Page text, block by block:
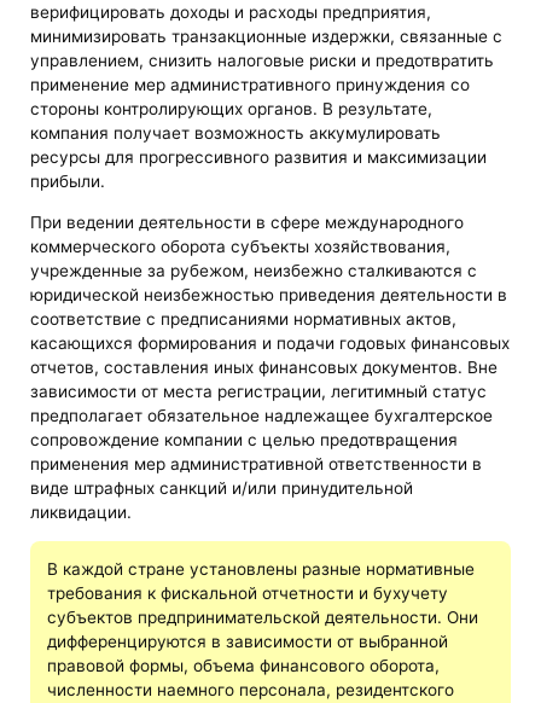
верифицировать доходы и расходы предприятия,
минимизировать транзакционные издержки, связанные с
управлением, снизить налоговые риски и предотвратить
применение мер административного принуждения со
стороны контролирующих органов. В результате,
компания получает возможность аккумулировать
ресурсы для прогрессивного развития и максимизации
прибыли.
При ведении деятельности в сфере международного
коммерческого оборота субъекты хозяйствования,
учрежденные за рубежом, неизбежно сталкиваются с
юридической неизбежностью приведения деятельности в
соответствие с предписаниями нормативных актов,
касающихся формирования и подачи годовых финансовых
отчетов, составления иных финансовых документов. Вне
зависимости от места регистрации, легитимный статус
предполагает обязательное надлежащее бухгалтерское
сопровождение компании с целью предотвращения
применения мер административной ответственности в
виде штрафных санкций и/или принудительной
ликвидации.
В каждой стране установлены разные нормативные
требования к фискальной отчетности и бухучету
субъектов предпринимательской деятельности. Они
дифференцируются в зависимости от выбранной
правовой формы, объема финансового оборота,
численности наемного персонала, резидентского